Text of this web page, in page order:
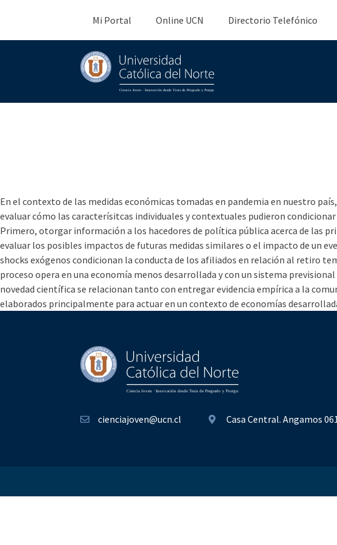
Mi Portal Online UCN Directorio Telefónico
En el contexto de las medidas económicas tomadas en pandemia en nuestro
evaluar cómo las caracterísitcas individuales y contextuales pudieron
Primero, otorgar información a los hacedores de política pública acerca de las
evaluar los posibles impactos de futuras medidas similares o el impacto de un
shocks exógenos condicionan la conducta de los afiliados en relación al retiro
proceso opera en una economía menos desarrollada y con un sistema
novedad científica se relacionan tanto con entregar evidencia empírica a la
elaborados principalmente para actuar en un contexto de economías
cienciajoven@ucn.cl Casa Central. Angamos